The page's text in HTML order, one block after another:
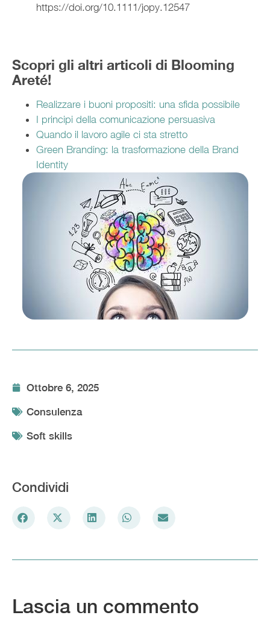
https://doi.org/10.1111/jopy.12547
Scopri gli altri articoli di Blooming
Areté!
Realizzare i buoni propositi: una sfida possibile
I principi della comunicazione persuasiva
Quando il lavoro agile ci sta stretto
Green Branding: la trasformazione della Brand
Identity
Ottobre 6, 2025
Consulenza
Soft skills
Condividi
Lascia un commento